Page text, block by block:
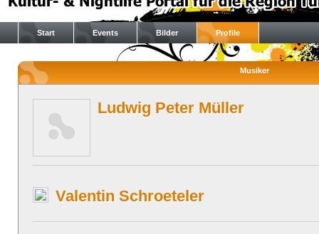
Start Events Bilder Profile
Musiker
Ludwig Peter Müller
Valentin Schroeteler